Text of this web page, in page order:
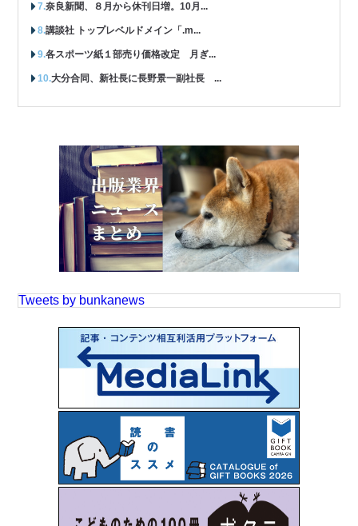
奈良新聞、８月から休刊日増。10月...
講談社 トップレベルドメイン「.m...
各スポーツ紙１部売り価格改定 月ぎ...
大分合同、新社長に長野景一副社長 ...
Tweets by bunkanews